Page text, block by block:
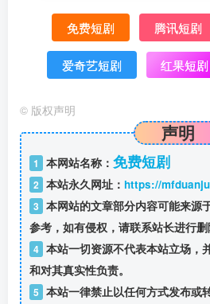
免费短剧 腾讯短剧
爱奇艺短剧 红果短剧
© 版权声明
声明
1 本网站名称： 免费短剧
2 本站永久网址： https://
3 本网站的文章部分内容可能来源
参考，如有侵权，请联系站长进行删
4 本站一切资源不代表本站立场，
和对其真实性负责。
5 本站一律禁止以任何方式发布或